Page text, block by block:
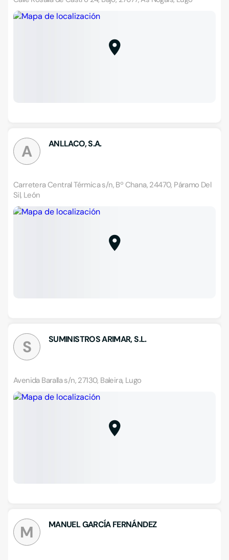
A ANLLACO, S.A.
Carretera Central Térmica s/n, Bº Chana, 24470, Páramo Del
Sil, León
S SUMINISTROS ARIMAR, S.L.
Avenida Baralla s/n, 27130, Baleira, Lugo
M MANUEL GARCÍA FERNÁNDEZ